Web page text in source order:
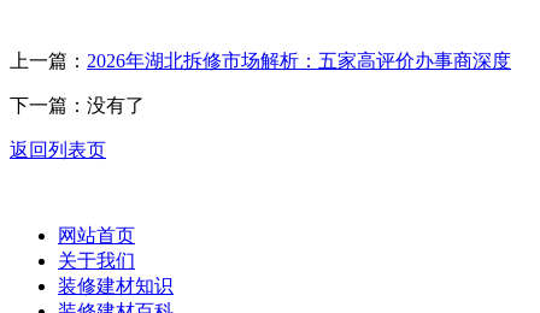
上一篇： 2026年湖北拆修市场解析：五家高评价办事商深度
下一篇：没有了
返回列表页
网站首页
关于我们
装修建材知识